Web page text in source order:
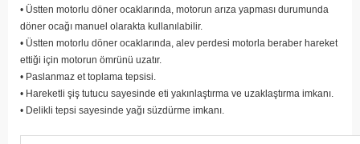
• Üstten motorlu döner ocaklarında, motorun arıza yapması durumunda
döner ocağı manuel olarakta kullanılabilir.
• Üstten motorlu döner ocaklarında, alev perdesi motorla beraber hareket
ettiği için motorun ömrünü uzatır.
• Paslanmaz et toplama tepsisi.
• Hareketli şiş tutucu sayesinde eti yakınlaştırma ve uzaklaştırma imkanı.
• Delikli tepsi sayesinde yağı süzdürme imkanı.